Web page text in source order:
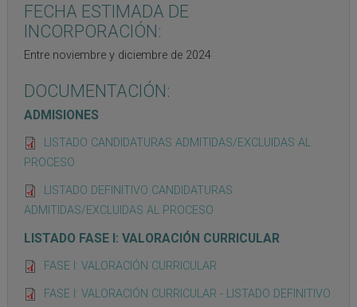
FECHA ESTIMADA DE
INCORPORACIÓN:
Entre noviembre y diciembre de 2024
DOCUMENTACIÓN:
ADMISIONES
LISTADO CANDIDATURAS ADMITIDAS/EXCLUIDAS AL
PROCESO
LISTADO DEFINITIVO CANDIDATURAS
ADMITIDAS/EXCLUIDAS AL PROCESO
LISTADO FASE I: VALORACIÓN CURRICULAR
FASE I: VALORACIÓN CURRICULAR
FASE I: VALORACIÓN CURRICULAR - LISTADO DEFINITIVO